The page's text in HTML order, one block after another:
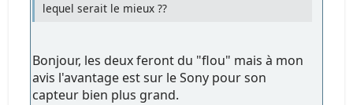
lequel serait le mieux ??
Bonjour, les deux feront du "flou" mais à mon
avis l'avantage est sur le Sony pour son
capteur bien plus grand.